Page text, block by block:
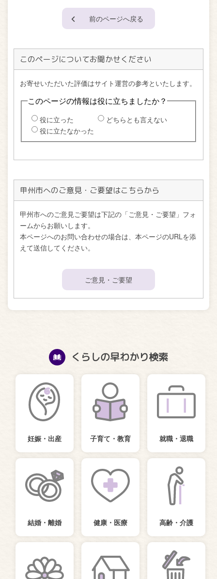
前のページへ戻る
このページについてお聞かせください
甲州市へのご意見・ご要望はこちらから
甲州市へのご意見ご要望は下記の「ご意見・ご要望」フォ
ームからお願いします。
本ページへのお問い合わせの場合は、本ページのURLを添
えて送信してください。
ご意見・ご要望
くらしの早わかり検索
妊娠・出産 子育て・教育 就職・退職
結婚・離婚 健康・医療 高齢・介護